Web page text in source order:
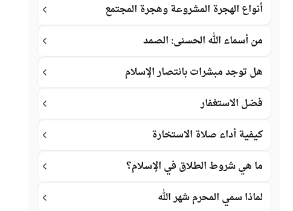
أنواع الهجرة المشروعة وهجرة المجتمع
من أسماء الله الحسنى: الصمد
هل توجد مبشرات بانتصار الإسلام
فضل الاستغفار
كيفية أداء صلاة الاستخارة
ما هي شروط الطلاق في الإسلام؟
لماذا سمي المحرم شهر الله